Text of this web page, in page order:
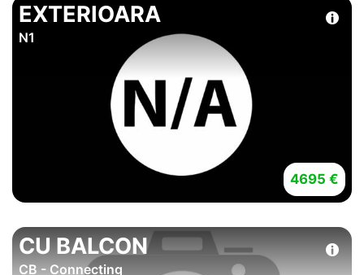
EXTERIOARA
N1
4695 €
CU BALCON
CB - Connecting